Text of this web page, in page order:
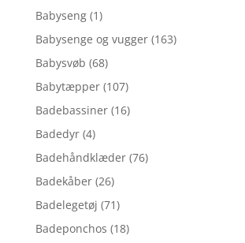
Babyseng (1)
Babysenge og vugger (163)
Babysvøb (68)
Babytæpper (107)
Badebassiner (16)
Badedyr (4)
Badehåndklæder (76)
Badekåber (26)
Badelegetøj (71)
Badeponchos (18)